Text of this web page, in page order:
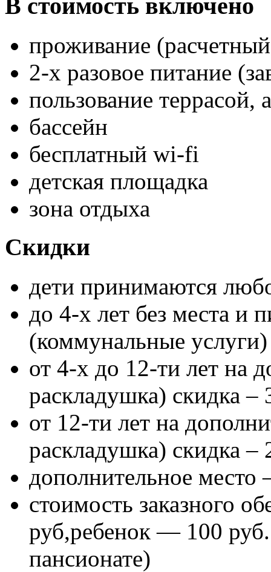
В стоимость включено
проживание
2-х разовое питание
пользование террасой,
бассейн
бесплатный wi-fi
детская площадка
зона отдыха
Скидки
дети принимаются
до 4-х лет без места и
(коммунальные услуги)
от 4-х до 12-ти лет на
раскладушка) скидка –
от 12-ти лет на
раскладушка) скидка –
дополнительное место
стоимость заказного
руб,ребенок — 100
пансионате)